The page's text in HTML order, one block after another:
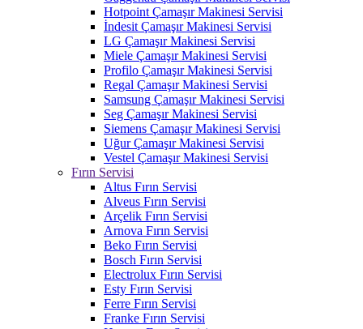
Hotpoint Çamaşır Makinesi Servisi
İndesit Çamaşır Makinesi Servisi
LG Çamaşır Makinesi Servisi
Miele Çamaşır Makinesi Servisi
Profilo Çamaşır Makinesi Servisi
Regal Çamaşır Makinesi Servisi
Samsung Çamaşır Makinesi Servisi
Seg Çamaşır Makinesi Servisi
Siemens Çamaşır Makinesi Servisi
Uğur Çamaşır Makinesi Servisi
Vestel Çamaşır Makinesi Servisi
Fırın Servisi
Altus Fırın Servisi
Alveus Fırın Servisi
Arçelik Fırın Servisi
Arnova Fırın Servisi
Beko Fırın Servisi
Bosch Fırın Servisi
Electrolux Fırın Servisi
Esty Fırın Servisi
Ferre Fırın Servisi
Franke Fırın Servisi